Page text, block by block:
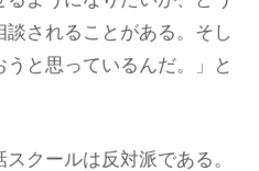
されることがある。そし
と思っているんだ。」と
クールは反対派である。